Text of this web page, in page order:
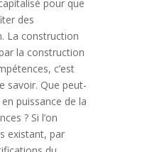
pour que
des
La construction
la construction
c’est
savoir. Que peut-
puissance de la
? Si l’on
existant, par